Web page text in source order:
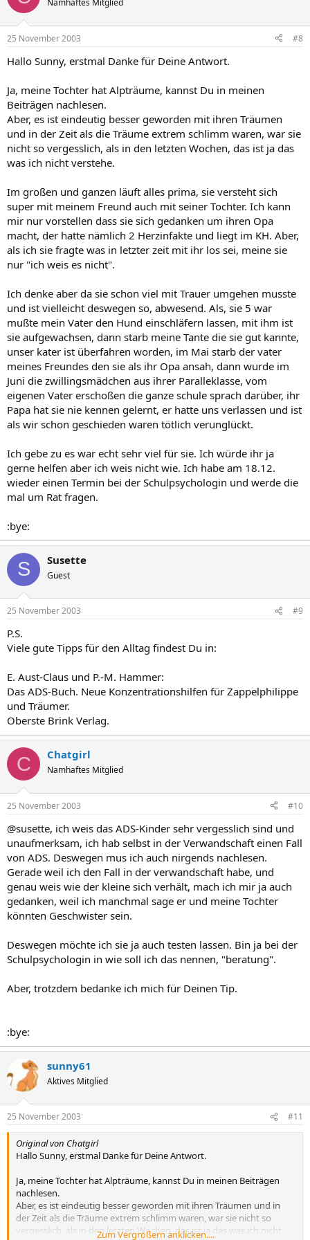
Namhaftes Mitglied
25 November 2003 #8
Hallo Sunny, erstmal Danke für Deine Antwort.
Ja, meine Tochter hat Alpträume, kannst Du in meinen
Beiträgen nachlesen.
Aber, es ist eindeutig besser geworden mit ihren Träumen
und in der Zeit als die Träume extrem schlimm waren, war sie
nicht so vergesslich, als in den letzten Wochen, das ist ja das
was ich nicht verstehe.
Im großen und ganzen läuft alles prima, sie versteht sich
super mit meinem Freund auch mit seiner Tochter. Ich kann
mir nur vorstellen dass sie sich gedanken um ihren Opa
macht, der hatte nämlich 2 Herzinfakte und liegt im KH. Aber,
als ich sie fragte was in letzter zeit mit ihr los sei, meine sie
nur "ich weis es nicht".
Ich denke aber da sie schon viel mit Trauer umgehen musste
und ist vielleicht deswegen so, abwesend. Als, sie 5 war
mußte mein Vater den Hund einschläfern lassen, mit ihm ist
sie aufgewachsen, dann starb meine Tante die sie gut kannte,
unser kater ist überfahren worden, im Mai starb der vater
meines Freundes den sie als ihr Opa ansah, dann wurde im
Juni die zwillingsmädchen aus ihrer Paralleklasse, vom
eigenen Vater erschoßen die ganze schule sprach darüber, ihr
Papa hat sie nie kennen gelernt, er hatte uns verlassen und ist
als wir schon geschieden waren tötlich verunglückt.
Ich gebe zu es war echt sehr viel für sie. Ich würde ihr ja
gerne helfen aber ich weis nicht wie. Ich habe am 18.12.
wieder einen Termin bei der Schulpsychologin und werde die
mal um Rat fragen.
:bye:
S Susette
Guest
25 November 2003 #9
P.S.
Viele gute Tipps für den Alltag findest Du in:
E. Aust-Claus und P.-M. Hammer:
Das ADS-Buch. Neue Konzentrationshilfen für Zappelphilippe
und Träumer.
Oberste Brink Verlag.
C Chatgirl
Namhaftes Mitglied
25 November 2003 #10
@susette, ich weis das ADS-Kinder sehr vergesslich sind und
unaufmerksam, ich hab selbst in der Verwandschaft einen Fall
von ADS. Deswegen mus ich auch nirgends nachlesen.
Gerade weil ich den Fall in der verwandschaft habe, und
genau weis wie der kleine sich verhält, mach ich mir ja auch
gedanken, weil ich manchmal sage er und meine Tochter
könnten Geschwister sein.
Deswegen möchte ich sie ja auch testen lassen. Bin ja bei der
Schulpsychologin in wie soll ich das nennen, "beratung".
Aber, trotzdem bedanke ich mich für Deinen Tip.
:bye:
sunny61
Aktives Mitglied
25 November 2003 #11
Original von Chatgirl
Hallo Sunny, erstmal Danke für Deine Antwort.
Ja, meine Tochter hat Alpträume, kannst Du in meinen Beiträgen
nachlesen.
Aber, es ist eindeutig besser geworden mit ihren Träumen und in
der Zeit als die Träume extrem schlimm waren, war sie nicht so
vergesslich, als in den letzten Wochen, das ist ja das was ich nicht
Zum Vergrößern anklicken....